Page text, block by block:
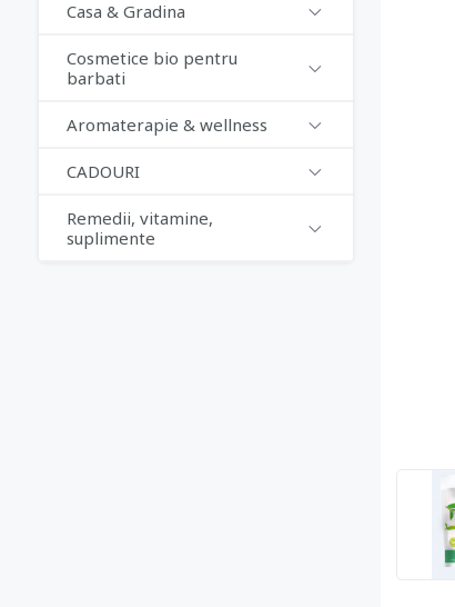
Casa & Gradina
Cosmetice bio pentru
barbati
Aromaterapie & wellness
CADOURI
Remedii, vitamine,
suplimente